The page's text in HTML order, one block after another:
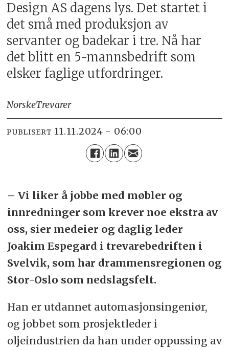
Design AS dagens lys. Det startet i
det små med produksjon av
servanter og badekar i tre. Nå har
det blitt en 5-mannsbedrift som
elsker faglige utfordringer.
NorskeTrevarer
PUBLISERT 11.11.2024 - 06:00
– Vi liker å jobbe med møbler og
innredninger som krever noe ekstra av
oss, sier medeier og daglig leder
Joakim Espegard i trevarebedriften i
Svelvik, som har drammensregionen og
Stor-Oslo som nedslagsfelt.
Han er utdannet automasjonsingeniør,
og jobbet som prosjektleder i
oljeindustrien da han under oppussing av